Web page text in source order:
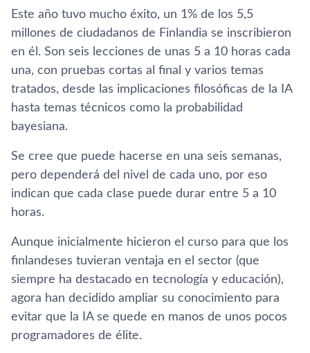
Este año tuvo mucho éxito, un 1% de los 5,5
millones de ciudadanos de Finlandia se inscribieron
en él. Son seis lecciones de unas 5 a 10 horas cada
una, con pruebas cortas al final y varios temas
tratados, desde las implicaciones filosóficas de la IA
hasta temas técnicos como la probabilidad
bayesiana.
Se cree que puede hacerse en una seis semanas,
pero dependerá del nivel de cada uno, por eso
indican que cada clase puede durar entre 5 a 10
horas.
Aunque inicialmente hicieron el curso para que los
finlandeses tuvieran ventaja en el sector (que
siempre ha destacado en tecnología y educación),
agora han decidido ampliar su conocimiento para
evitar que la IA se quede en manos de unos pocos
programadores de élite.